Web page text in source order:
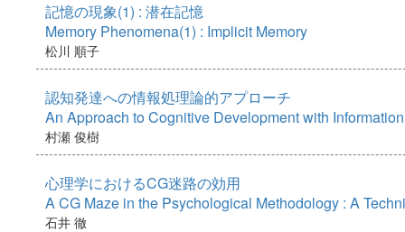
記憶の現象(1) : 潜在記憶
Memory Phenomena(1) : Implicit Memory
松川 順子
認知発達への情報処理論的アプローチ
An Approach to Cognitive Development with
村瀬 俊樹
心理学におけるCG迷路の効用
A CG Maze in the Psychological Methodology : A
石井 徹